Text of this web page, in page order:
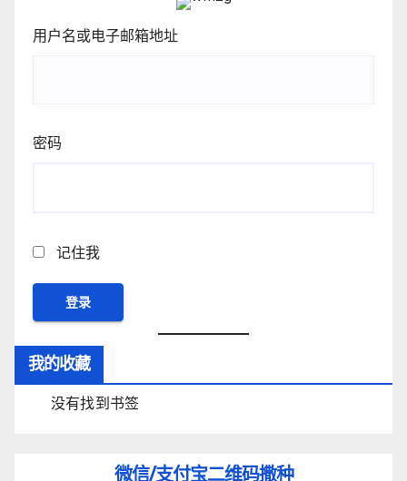
用户名或电子邮箱地址
密码
记住我
我的收藏
没有找到书签
微信/支付宝二维码撒种